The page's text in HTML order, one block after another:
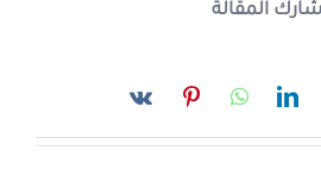
شارك المقالة